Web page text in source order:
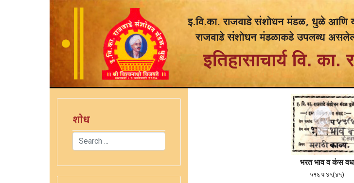
शोध
Search
भरत भाव व कंस वध
५१६ प ४५(४५)